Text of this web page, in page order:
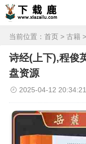
当前位置： 首页 > 古籍
诗经(上下),程俊
盘资源
2025-04-12 20:34:21